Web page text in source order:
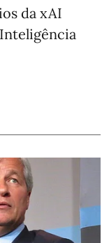
da xAI